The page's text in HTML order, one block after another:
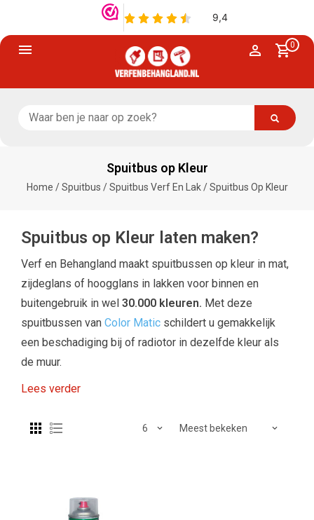
0
Spuitbus op Kleur
Home /Spuitbus /Spuitbus Verf En Lak/Spuitbus Op Kleur
Spuitbus op Kleur laten maken?
Verf en Behangland maakt spuitbussen op kleur in mat,
zijdeglans of hoogglans in lakken voor binnen en
buitengebruik in wel 30.000 kleuren. Met deze
spuitbussen van Color Matic schildert u gemakkelijk
een beschadiging bij of radiotor in dezelfde kleur als
de muur.
Lees verder